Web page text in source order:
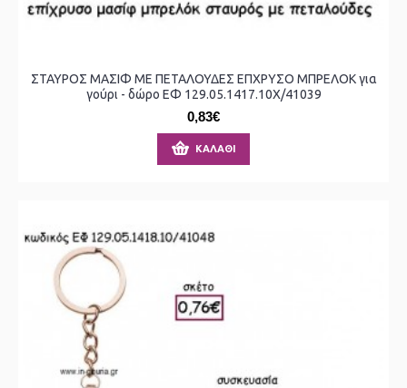
ΣΤΑΥΡΟΣ ΜΑΣΙΦ ΜΕ ΠΕΤΑΛΟΥΔΕΣ ΕΠΧΡΥΣΟ ΜΠΡΕΛΟΚ για
γούρι - δώρο ΕΦ 129.05.1417.10Χ/41039
0,83€
ΚΑΛΆΘΙ